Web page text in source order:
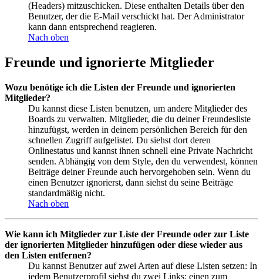
(Headers) mitzuschicken. Diese enthalten Details über den
Benutzer, der die E-Mail verschickt hat. Der Administrator
kann dann entsprechend reagieren.
Nach oben
Freunde und ignorierte Mitglieder
Wozu benötige ich die Listen der Freunde und ignorierten
Mitglieder?
Du kannst diese Listen benutzen, um andere Mitglieder des
Boards zu verwalten. Mitglieder, die du deiner Freundesliste
hinzufügst, werden in deinem persönlichen Bereich für den
schnellen Zugriff aufgelistet. Du siehst dort deren
Onlinestatus und kannst ihnen schnell eine Private Nachricht
senden. Abhängig von dem Style, den du verwendest, können
Beiträge deiner Freunde auch hervorgehoben sein. Wenn du
einen Benutzer ignorierst, dann siehst du seine Beiträge
standardmäßig nicht.
Nach oben
Wie kann ich Mitglieder zur Liste der Freunde oder zur Liste
der ignorierten Mitglieder hinzufügen oder diese wieder aus
den Listen entfernen?
Du kannst Benutzer auf zwei Arten auf diese Listen setzen: In
jedem Benutzerprofil siehst du zwei Links: einen zum